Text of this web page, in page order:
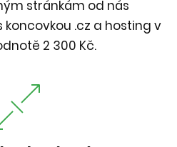
stránkám od nás
.cz a hosting v
2 300 Kč.